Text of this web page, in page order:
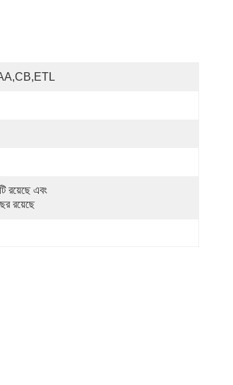
রয়েছে এবং
রয়েছে